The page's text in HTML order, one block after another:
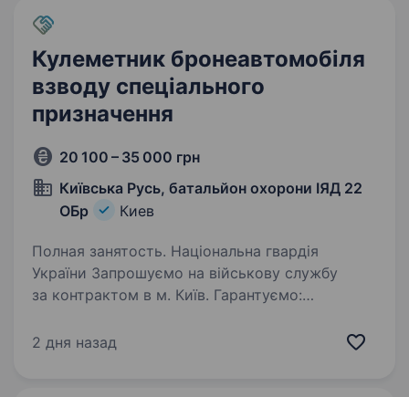
Кулеметник бронеавтомобіля
взводу спеціального
призначення
20 100 – 35 000 грн
Київська Русь, батальйон охорони ІЯД 22
ОБр
Киев
Полная занятость. Національна гвардія
України Запрошуємо на військову службу
за контрактом в м. Київ. Гарантуємо:
працевлаштування; безкоштовне медичне
2 дня назад